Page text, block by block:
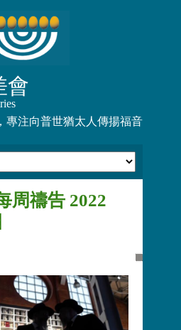
會
專注向普世猶太人傳揚福音
周禱告 2022